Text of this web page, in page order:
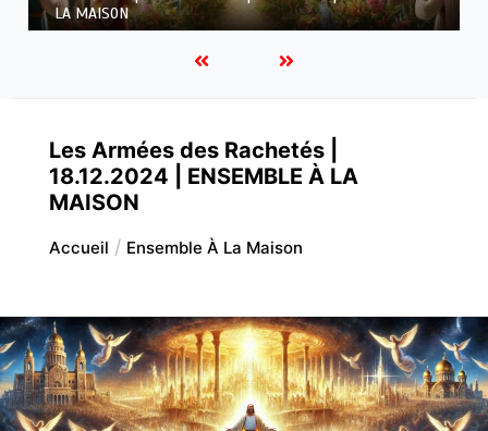
À LA MAISON
Les Armées des Rachetés |
18.12.2024 | ENSEMBLE À LA
MAISON
Accueil Ensemble À La Maison